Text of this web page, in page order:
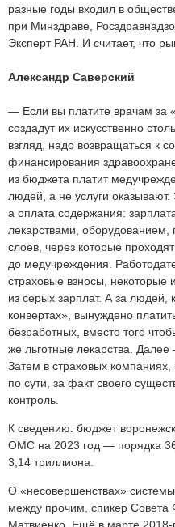
разные годы входил в
при Минздраве,
Эксперт РАН. И считает, что
Александр Саверский
— Если вы платите врачам за
создадут их искусственно
взгляд, надо возвращаться к
финансирования
из бюджета платит
людей, а не услуги
а оплата содержания:
лекарствами,
слоёв, через которые
до медучреждения.
страховые взносы, некоторые
из серых зарплат. А за людей,
конвертах», вынуждено
безработных, вместо того
же льготные лекарства.
Затем в страховых
по сути, за факт своего
контроль.
К сведению: бюджет
ОМС на 2023 год — порядка
3,14 триллиона.
О «несовершенствах»
между прочим, спикер Совета